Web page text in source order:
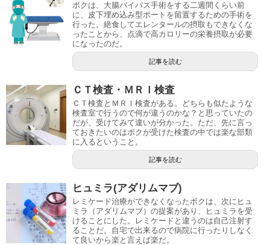
ボクは、大腸バイパス手術をする二週間くらい前
に、皮下埋め込み型ポートを留置するための手術を
行った。絶食してエレンタールの摂取もできなくな
ったことから、点滴で高カロリーの栄養摂取が必要
になったのだ。
記事を読む
ＣＴ検査・ＭＲＩ検査
ＣＴ検査とＭＲＩ検査がある。どちらも似たような
検査室で行うので何が違うのかな？と思っていたの
だが、受けてみて違いが分かった。ただ、先に言っ
ておきたいのはボクが受けた検査の中では楽な部類
に入るということ。
記事を読む
ヒュミラ(アダリムマブ)
レミケード治療ができなくなったボクは、次にヒュ
ミラ（アダリムマブ）の提案があり、ヒュミラを受
けることにした。レミケードと違うのは自己注射す
ることだ。自宅で出来るので病院に行ったりしなく
て良いから楽と言えば楽だ。